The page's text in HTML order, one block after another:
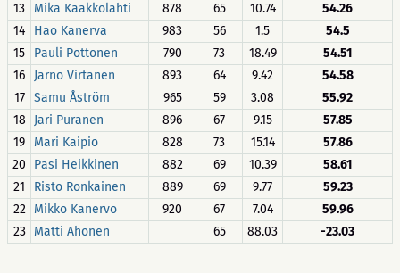
13
Mika Kaakkolahti 878 65 10.74
54.26
14
Hao Kanerva 983 56 1.5
54.5
15
Pauli Pottonen 790 73 18.49
54.51
16
Jarno Virtanen 893 64 9.42
54.58
17
Samu Åström 965 59 3.08
55.92
18
Jari Puranen 896 67 9.15
57.85
19
Mari Kaipio 828 73 15.14
57.86
20
Pasi Heikkinen 882 69 10.39
58.61
21
Risto Ronkainen 889 69 9.77
59.23
22
Mikko Kanervo 920 67 7.04
59.96
23
Matti Ahonen 65 88.03 -23.03